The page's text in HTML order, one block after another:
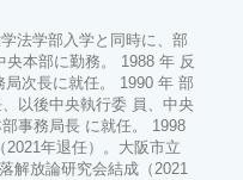
法学部入学と同時に、部
本部に勤務。 1988 年 反
次長に就任。 1990 年 部
以後中央執行委 員、中央
事務局長 に就任。 1998
年退任）。大阪市立
解放論研究会結成（2021